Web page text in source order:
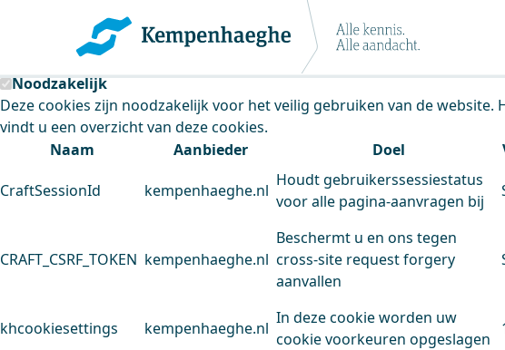
Kempenhaeghe maakt gebruik van cookies
Deze site plaatst cookies. Dit doen we om het gebruik van de website
Noodzakelijk
Deze cookies zijn noodzakelijk voor het veilig gebruiken van de website.
vindt u een overzicht van deze cookies.
Naam
Aanbieder Doel
CraftSessionId kempenhaeghe.nl
Houdt gebruikerssessiestatus
voor alle pagina-aanvragen bij
CRAFT_CSRF_TOKEN kempenhaeghe.nl
Beschermt u en ons tegen
cross-site request forgery
aanvallen
khcookiesettings kempenhaeghe.nl
In deze cookie worden uw
cookie voorkeuren opgeslagen